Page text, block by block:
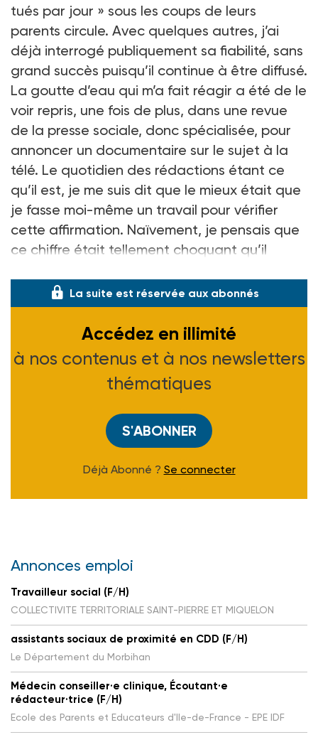
tués par jour » sous les coups de leurs
parents circule. Avec quelques autres, j’ai
déjà interrogé publiquement sa fiabilité, sans
grand succès puisqu’il continue à être diffusé.
La goutte d’eau qui m’a fait réagir a été de le
voir repris, une fois de plus, dans une revue
de la presse sociale, donc spécialisée, pour
annoncer un documentaire sur le sujet à la
télé. Le quotidien des rédactions étant ce
qu’il est, je me suis dit que le mieux était que
je fasse moi-même un travail pour vérifier
cette affirmation. Naïvement, je pensais que
ce chiffre était tellement choquant qu’il
La suite est réservée aux abonnés
Accédez en illimité
à nos contenus et à nos newsletters
thématiques
S'ABONNER
Déjà Abonné ? Se connecter
Annonces emploi
Travailleur social (F/H)
COLLECTIVITE TERRITORIALE SAINT-PIERRE ET MIQUELON
assistants sociaux de proximité en CDD (F/H)
Le Département du Morbihan
Médecin conseiller·e clinique, Écoutant·e
rédacteur·trice (F/H)
Ecole des Parents et Educateurs d'Ile-de-France - EPE IDF